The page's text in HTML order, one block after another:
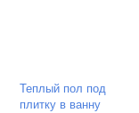
Теплый пол под
плитку в ванну